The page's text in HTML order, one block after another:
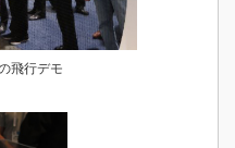
飛行デモ